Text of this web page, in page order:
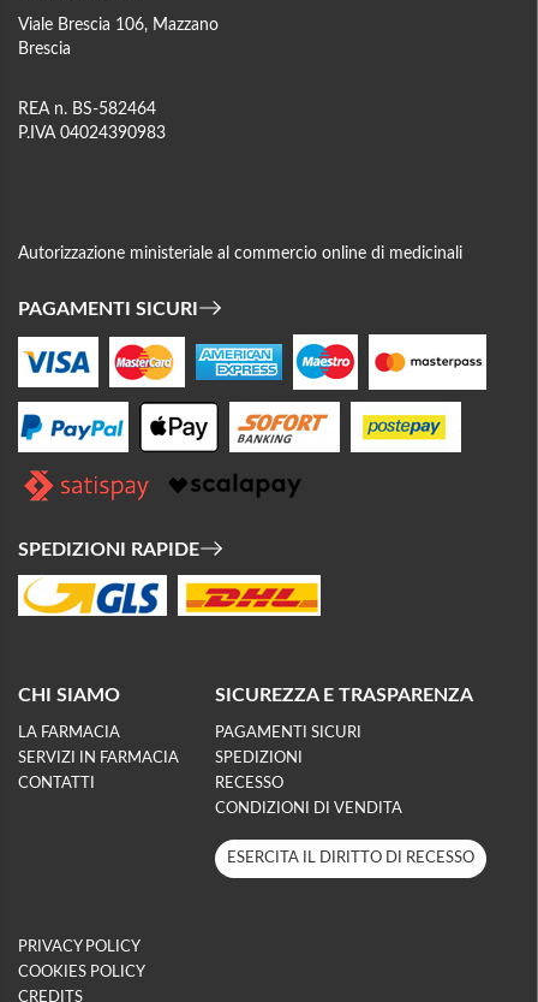
Viale Brescia 106, Mazzano
Brescia
REA n. BS-582464
P.IVA 04024390983
Autorizzazione ministeriale al commercio online di medicinali
PAGAMENTI SICURI
SPEDIZIONI RAPIDE
CHI SIAMO
LA FARMACIA
SERVIZI IN FARMACIA
CONTATTI
SICUREZZA E TRASPARENZA
PAGAMENTI SICURI
SPEDIZIONI
RECESSO
CONDIZIONI DI VENDITA
ESERCITA IL DIRITTO DI RECESSO
PRIVACY POLICY
COOKIES POLICY
CREDITS